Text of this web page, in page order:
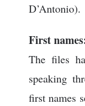
D’Antonio).
First
The files
speaking
first names